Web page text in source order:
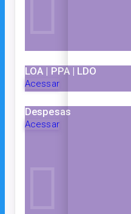
LOA | PPA | LDO
Acessar
Despesas
Acessar